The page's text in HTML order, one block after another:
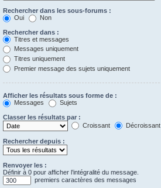
Rechercher dans les sous-forums :
Oui
Non
Rechercher dans :
Titres et messages
Messages uniquement
Titres uniquement
Premier message des sujets uniquement
Afficher les résultats sous forme de :
Messages
Sujets
Classer les résultats par :
Croissant
Décroissant
Rechercher depuis :
Renvoyer les :
Définir à 0 pour afficher l’intégralité du message.
premiers caractères des messages